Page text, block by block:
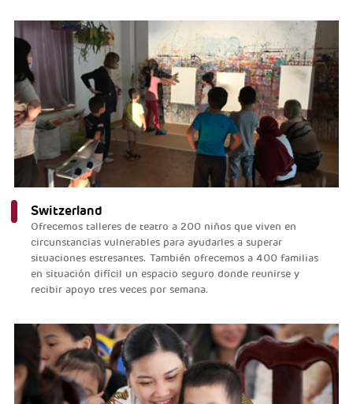
Switzerland
Ofrecemos talleres de teatro a 200 niños que viven en
circunstancias vulnerables para ayudarles a superar
situaciones estresantes. También ofrecemos a 400 familias
en situación difícil un espacio seguro donde reunirse y
recibir apoyo tres veces por semana.